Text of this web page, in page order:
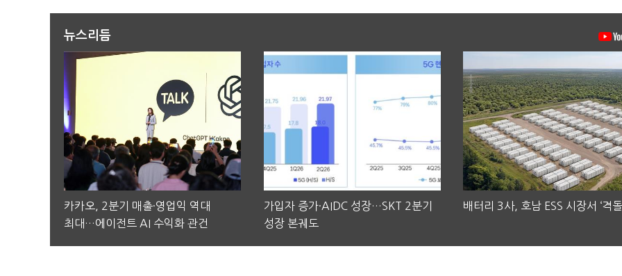
뉴스리듬
카카오, 2분기 매출·영업익 역대
최대…에이전트 AI 수익화 관건
가입자 증가·AIDC 성장…SKT 2분기
성장 본궤도
배터리 3사, 호남 ESS 시장서 ‘격돌